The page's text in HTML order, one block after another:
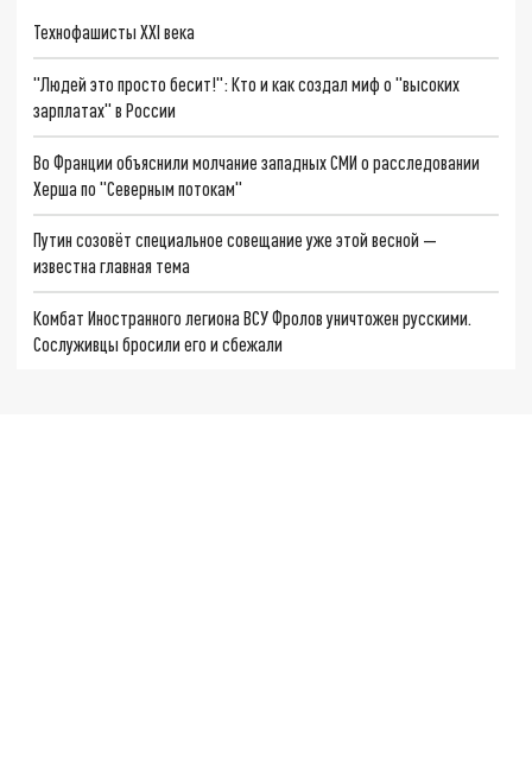
Технофашисты XXI века
"Людей это просто бесит!": Кто и как создал миф о "высоких
зарплатах" в России
Во Франции объяснили молчание западных СМИ о расследовании
Херша по "Северным потокам"
Путин созовёт специальное совещание уже этой весной —
известна главная тема
Комбат Иностранного легиона ВСУ Фролов уничтожен русскими.
Сослуживцы бросили его и сбежали